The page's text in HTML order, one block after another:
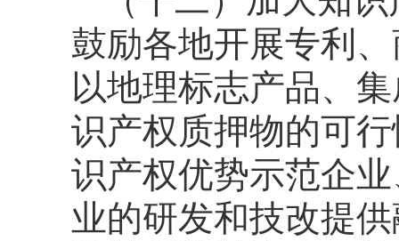
鼓励各地开展专利
以地理标志产品、
识产权质押物的可
识产权优势示范企
业的研发和技改提